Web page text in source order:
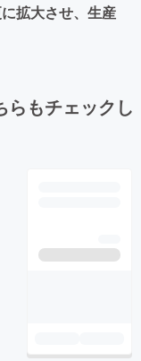
拡大させ、生産
らもチェックし